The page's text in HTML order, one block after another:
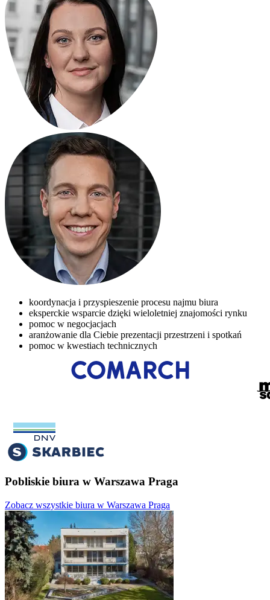
koordynacja i przyspieszenie procesu najmu biura
eksperckie wsparcie dzięki wieloletniej znajomości rynku
pomoc w negocjacjach
aranżowanie dla Ciebie prezentacji przestrzeni i spotkań
pomoc w kwestiach technicznych
Pobliskie biura w Warszawa Praga
Zobacz wszystkie biura w Warszawa Praga